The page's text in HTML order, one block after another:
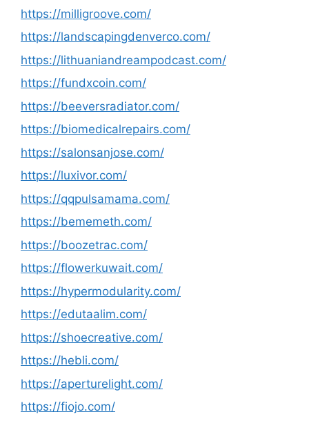
https://milligroove.com/
https://landscapingdenverco.com/
https://lithuaniandreampodcast.com/
https://fundxcoin.com/
https://beeversradiator.com/
https://biomedicalrepairs.com/
https://salonsanjose.com/
https://luxivor.com/
https://qqpulsamama.com/
https://bememeth.com/
https://boozetrac.com/
https://flowerkuwait.com/
https://hypermodularity.com/
https://edutaalim.com/
https://shoecreative.com/
https://hebli.com/
https://aperturelight.com/
https://fiojo.com/